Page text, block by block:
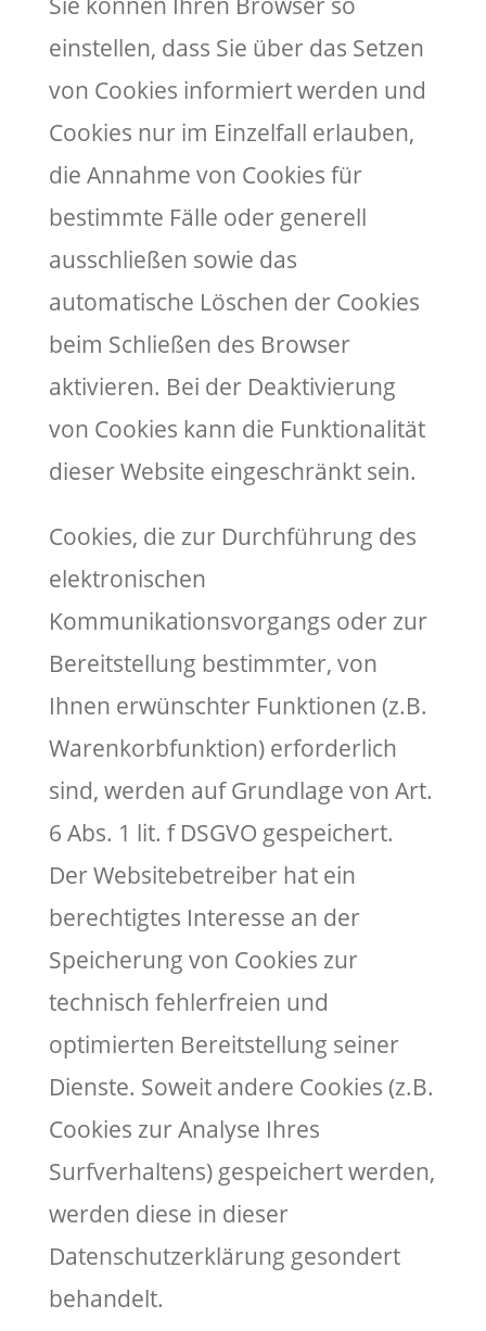
einstellen, dass Sie über das Setzen
von Cookies informiert werden und
Cookies nur im Einzelfall erlauben,
die Annahme von Cookies für
bestimmte Fälle oder generell
ausschließen sowie das
automatische Löschen der Cookies
beim Schließen des Browser
aktivieren. Bei der Deaktivierung
von Cookies kann die Funktionalität
dieser Website eingeschränkt sein.
Cookies, die zur Durchführung des
elektronischen
Kommunikationsvorgangs oder zur
Bereitstellung bestimmter, von
Ihnen erwünschter Funktionen (z.B.
Warenkorbfunktion) erforderlich
sind, werden auf Grundlage von Art.
6 Abs. 1 lit. f DSGVO gespeichert.
Der Websitebetreiber hat ein
berechtigtes Interesse an der
Speicherung von Cookies zur
technisch fehlerfreien und
optimierten Bereitstellung seiner
Dienste. Soweit andere Cookies (z.B.
Cookies zur Analyse Ihres
Surfverhaltens) gespeichert werden,
werden diese in dieser
Datenschutzerklärung gesondert
behandelt.